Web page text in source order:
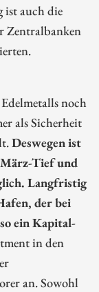
auch die
Zentralbanken
noch
als Sicherheit
Deswegen ist
Tief und
Langfristig
der bei
ein Kapital-
in den
an. Sowohl